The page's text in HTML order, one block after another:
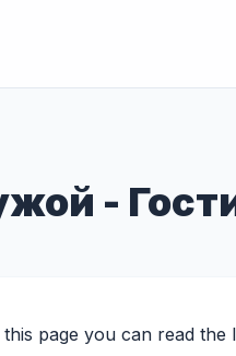
-
this page you can read